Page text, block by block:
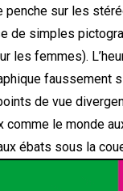
penche sur les
de simples
les femmes).
faussement
de vue
le monde
ébats sous la